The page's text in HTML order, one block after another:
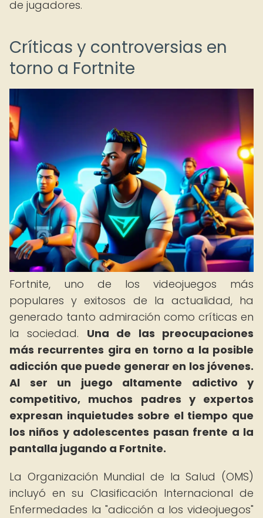
de jugadores.
Críticas y controversias en
torno a Fortnite
Fortnite, uno de los videojuegos más
populares y exitosos de la actualidad, ha
generado tanto admiración como críticas en
la sociedad. Una de las preocupaciones
más recurrentes gira en torno a la posible
adicción que puede generar en los jóvenes.
Al ser un juego altamente adictivo y
competitivo, muchos padres y expertos
expresan inquietudes sobre el tiempo que
los niños y adolescentes pasan frente a la
pantalla jugando a Fortnite.
La Organización Mundial de la Salud (OMS)
incluyó en su Clasificación Internacional de
Enfermedades la "adicción a los videojuegos"